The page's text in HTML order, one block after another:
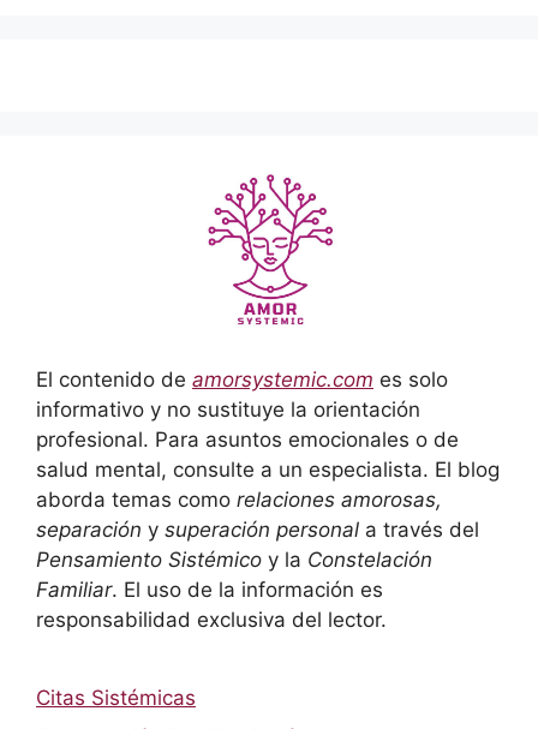
El contenido de amorsystemic.com es solo
informativo y no sustituye la orientación
profesional. Para asuntos emocionales o de
salud mental, consulte a un especialista. El blog
aborda temas como relaciones amorosas,
separación y superación personal a través del
Pensamiento Sistémico y la Constelación
Familiar. El uso de la información es
responsabilidad exclusiva del lector.
Citas Sistémicas